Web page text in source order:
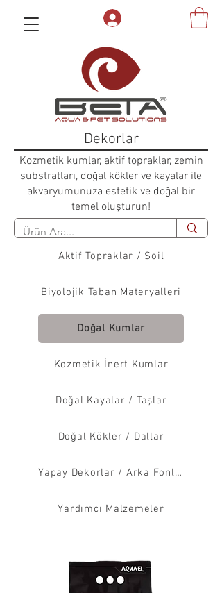
Dekorlar
Kozmetik kumlar, aktif topraklar, zemin
substratları, doğal kökler ve kayalar ile
akvaryumunuza estetik ve doğal bir
temel oluşturun!
Aktif Topraklar / Soil
Biyolojik Taban Materyalleri
Doğal Kumlar
Kozmetik İnert Kumlar
Doğal Kayalar / Taşlar
Doğal Kökler / Dallar
Yapay Dekorlar / Arka Fonlar
Yardımcı Malzemeler